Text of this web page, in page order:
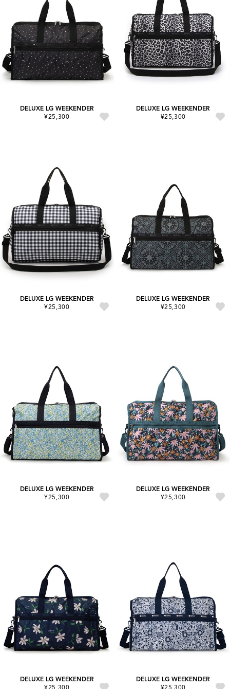
DELUXE LG WEEKENDER
¥25,300
DELUXE LG WEEKENDER
¥25,300
DELUXE LG WEEKENDER
¥25,300
DELUXE LG WEEKENDER
¥25,300
DELUXE LG WEEKENDER
¥25,300
DELUXE LG WEEKENDER
¥25,300
DELUXE LG WEEKENDER
¥25,300
DELUXE LG WEEKENDER
¥25,300